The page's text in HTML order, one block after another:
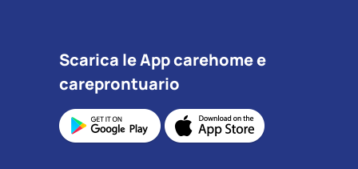
Scarica le App carehome e
careprontuario